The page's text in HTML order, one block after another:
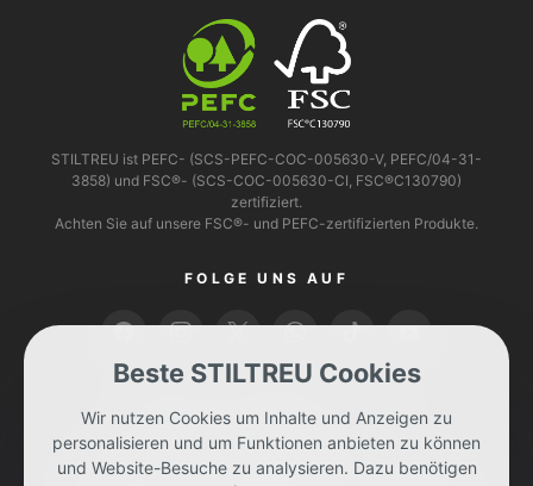
STILTREU ist PEFC- (SCS-PEFC-COC-005630-V, PEFC/04-31-
3858) und FSC®- (SCS-COC-005630-CI, FSC®C130790)
zertifiziert.
Achten Sie auf unsere FSC®- und PEFC-zertifizierten Produkte.
FOLGE UNS AUF
Beste STILTREU Cookies
Wir nutzen Cookies um Inhalte und Anzeigen zu
personalisieren und um Funktionen anbieten zu können
und Website-Besuche zu analysieren. Dazu benötigen